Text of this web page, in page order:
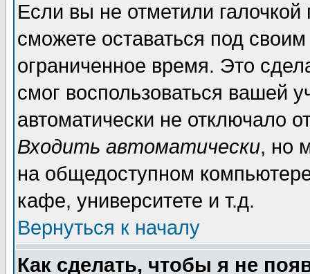
Если вы не отметили галочкой
сможете оставаться под
ограниченное время. Это
смог воспользоваться вашей
автоматически не отключало
Входить автоматически, но
на общедоступном
кафе, университете и т.д.
Вернуться к началу
Как сделать, чтобы я не